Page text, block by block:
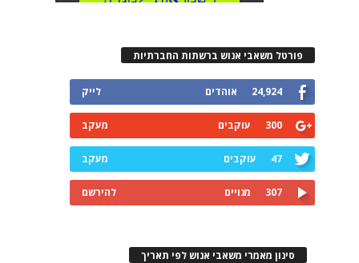
פורטל משאבי אנוש ברשתות החברתיות
24,924 אוהדים לייק
300 עוקבים מעקב
47 עוקבים מעקב
307 מנויים להירשם
סינון מאמרי משאבי אנוש לפי תאריך